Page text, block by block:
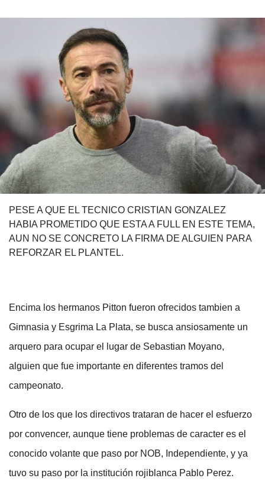
PESE A QUE EL TECNICO CRISTIAN GONZALEZ
HABIA PROMETIDO QUE ESTA A FULL EN ESTE TEMA,
AUN NO SE CONCRETO LA FIRMA DE ALGUIEN PARA
REFORZAR EL PLANTEL.
Encima los hermanos Pitton fueron ofrecidos tambien a
Gimnasia y Esgrima La Plata, se busca ansiosamente un
arquero para ocupar el lugar de Sebastian Moyano,
alguien que fue importante en diferentes tramos del
campeonato.
Otro de los que los directivos trataran de hacer el esfuerzo
por convencer, aunque tiene problemas de caracter es el
conocido volante que paso por NOB, Independiente, y ya
tuvo su paso por la institución rojiblanca Pablo Perez.